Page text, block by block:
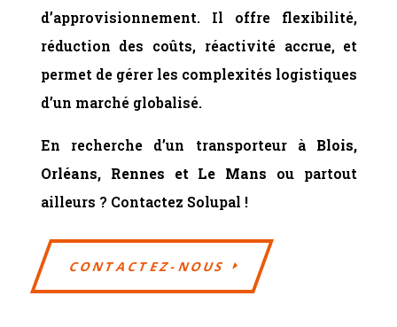
d’approvisionnement. Il offre flexibilité,
réduction des coûts, réactivité accrue, et
permet de gérer les complexités logistiques
d’un marché globalisé.
En recherche d’un transporteur à Blois,
Orléans, Rennes et Le Mans ou partout
ailleurs ? Contactez Solupal !
CONTACTEZ-NOUS